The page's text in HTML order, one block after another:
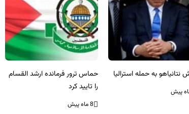
ترور فرمانده ارشد القسام
کرد
عراقچی: صلح و ثبات افغانستان
تنها از مسیر همگرایی منطقه‌ای
محقق می‌شود
8 ماه پیش